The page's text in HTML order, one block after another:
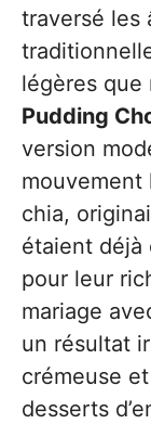
traversé les
légères que
Pudding
version
mouvement
chia,
étaient déjà
pour leur
mariage
un résultat
crémeuse
desserts